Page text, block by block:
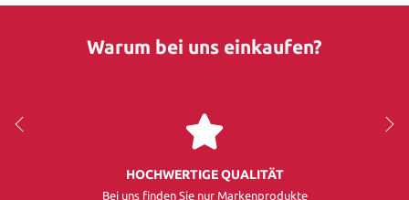
Warum bei uns einkaufen?
HOCHWERTIGE QUALITÄT
Bei uns finden Sie nur Markenprodukte